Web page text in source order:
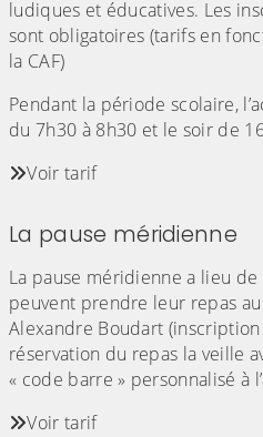
ludiques et éducatives. Les
sont obligatoires (tarifs en
la CAF)
Pendant la période scolaire,
du 7h30 à 8h30 et le soir de
Voir tarif
La pause méridienne
La pause méridienne a lieu
peuvent prendre leur repas
Alexandre Boudart
réservation du repas la veille
« code barre » personnalisé à
Voir tarif